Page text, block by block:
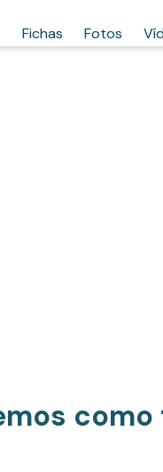
Fichas Fotos
como